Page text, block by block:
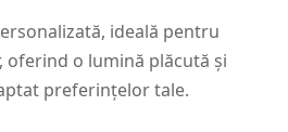
ideală pentru
oferind o lumină plăcută și
preferințelor tale.